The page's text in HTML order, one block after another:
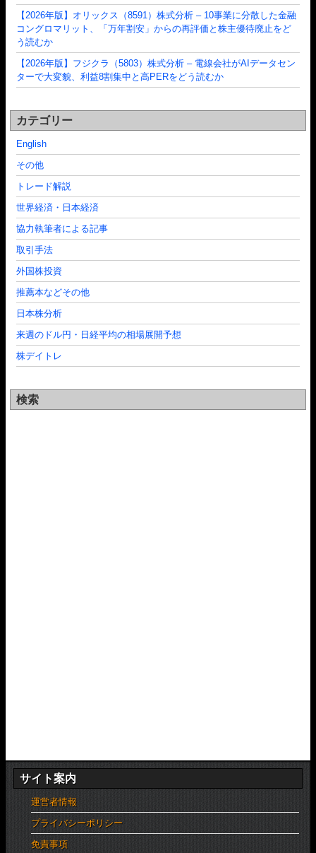
【2026年版】オリックス（8591）株式分析 – 10事業に分散した金融
コングロマリット、「万年割安」からの再評価と株主優待廃止をど
う読むか
【2026年版】フジクラ（5803）株式分析 – 電線会社がAIデータセン
ターで大変貌、利益8割集中と高PERをどう読むか
カテゴリー
English
その他
トレード解説
世界経済・日本経済
協力執筆者による記事
取引手法
外国株投資
推薦本などその他
日本株分析
来週のドル円・日経平均の相場展開予想
株デイトレ
検索
サイト案内
運営者情報
プライバシーポリシー
免責事項